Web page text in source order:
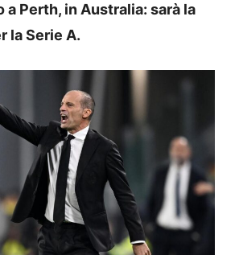
a Perth, in Australia: sarà la
la Serie A.